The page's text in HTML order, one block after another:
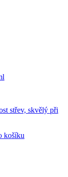
střev, skvělý při
košíku